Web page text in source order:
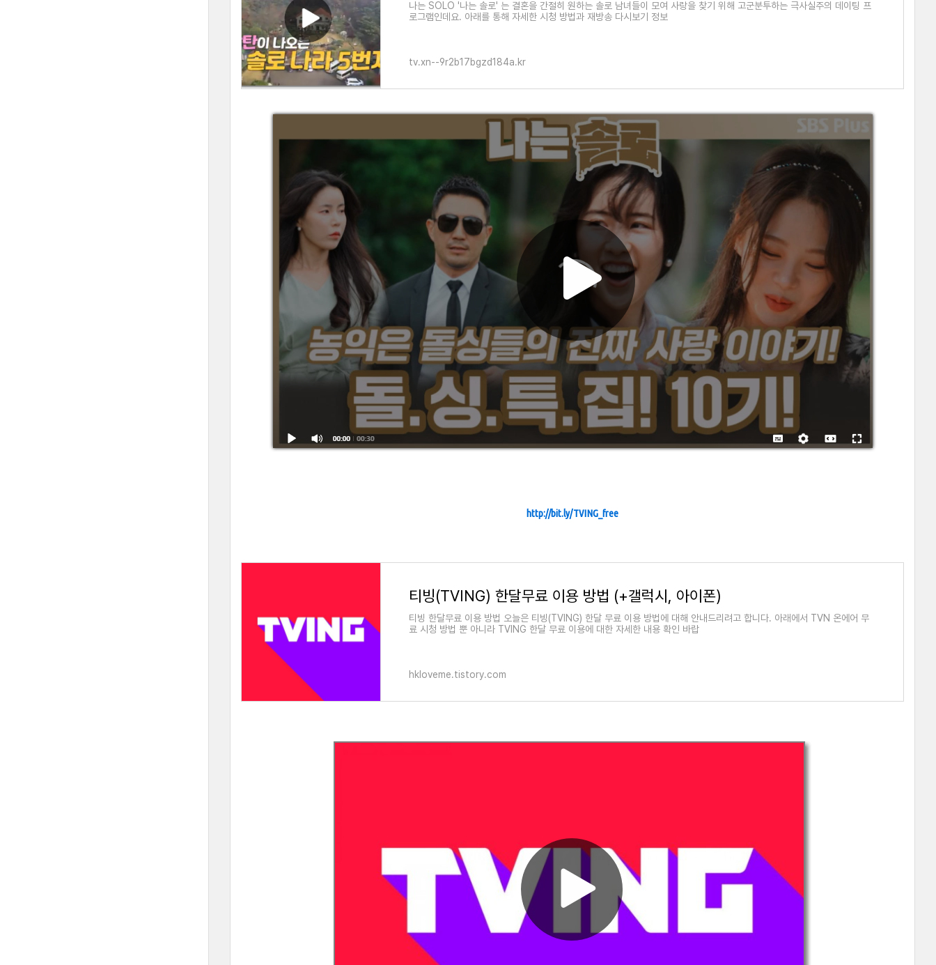
나는 SOLO '나는 솔로' 는 결혼을 간절히 원하는 솔로 남녀들이 모여 사랑을 찾기 위해 고군분투하는 극사실주의 데이팅 프
로그램인데요. 아래를 통해 자세한 시청 방법과 재방송 다시보기 정보
tv.xn--9r2b17bgzd184a.kr
http://bit.ly/TVING_free
티빙(TVING) 한달무료 이용 방법 (+갤럭시, 아이폰)
티빙 한달무료 이용 방법 오늘은 티빙(TVING) 한달 무료 이용 방법에 대해 안내드리려고 합니다. 아래에서 TVN 온에어 무
료 시청 방법 뿐 아니라 TVING 한달 무료 이용에 대한 자세한 내용 확인 바랍
hkloveme.tistory.com